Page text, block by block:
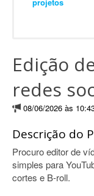
Edição
redes
08/06/2026 às
Descrição do
Procuro editor de
simples para
cortes e B-roll.